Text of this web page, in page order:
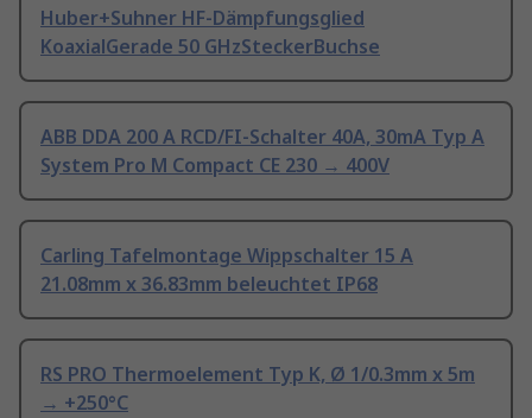
Huber+Suhner HF-Dämpfungsglied
KoaxialGerade 50 GHzSteckerBuchse
ABB DDA 200 A RCD/FI-Schalter 40A, 30mA Typ A
System Pro M Compact CE 230 → 400V
Carling Tafelmontage Wippschalter 15 A
21.08mm x 36.83mm beleuchtet IP68
RS PRO Thermoelement Typ K, Ø 1/0.3mm x 5m
→ +250°C